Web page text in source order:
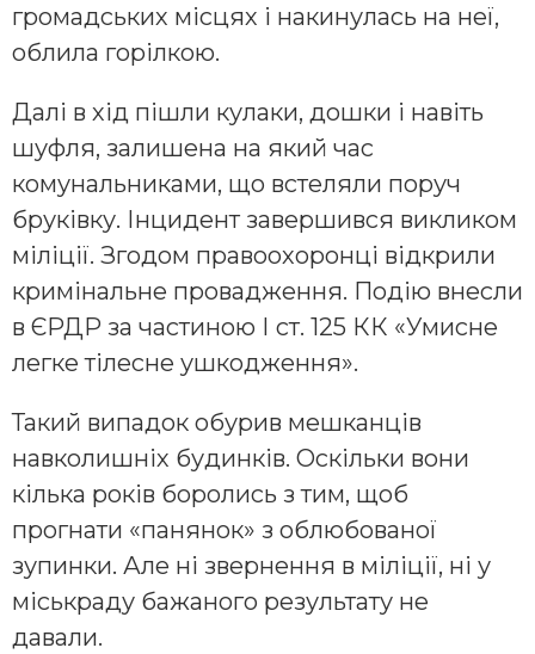
громадських місцях і накинулась на неї,
облила горілкою.
Далі в хід пішли кулаки, дошки і навіть
шуфля, залишена на який час
комунальниками, що встеляли поруч
бруківку. Інцидент завершився викликом
міліції. Згодом правоохоронці відкрили
кримінальне провадження. Подію внесли
в ЄРДР за частиною І ст. 125 КК «Умисне
легке тілесне ушкодження».
Такий випадок обурив мешканців
навколишніх будинків. Оскільки вони
кілька років боролись з тим, щоб
прогнати «панянок» з облюбованої
зупинки. Але ні звернення в міліції, ні у
міськраду бажаного результату не
давали.